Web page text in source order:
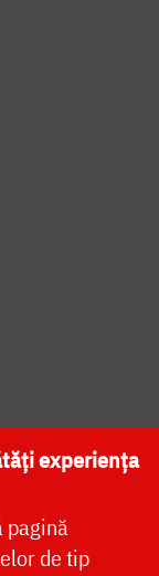
experiența
pagină
de tip